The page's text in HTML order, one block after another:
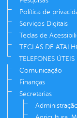
Política de
Serviços Digitais
Teclas de
TECLAS DE
TELEFONES ÚTEIS
Comunicação
Finanças
Secretarias